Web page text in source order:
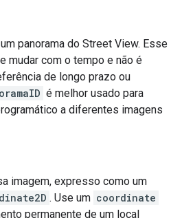
panorama do Street View. Esse
mudar com o tempo e não é
de longo prazo ou
é melhor usado para
a diferentes imagens
imagem, expresso como um
. Use um coordinate
permanente de um local